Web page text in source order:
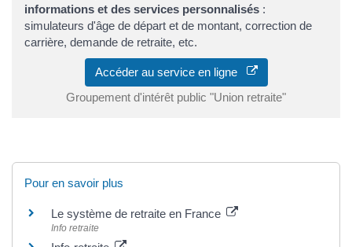
informations et des services personnalisés :
simulateurs d'âge de départ et de montant, correction de
carrière, demande de retraite, etc.
Accéder au service en ligne
Groupement d'intérêt public "Union retraite"
Pour en savoir plus
Le système de retraite en France
Info retraite